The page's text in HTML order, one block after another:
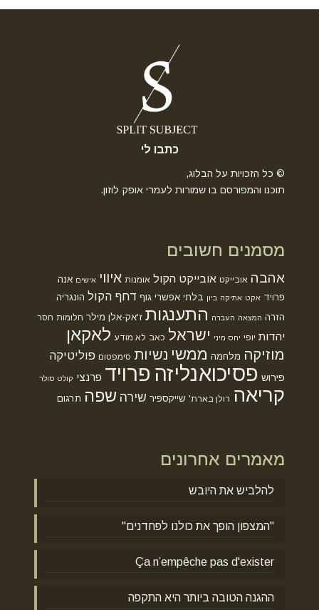
כתבו לי
© כל הזכויות על הבלוג,
תוכנו והמפורסם בו שמורות לעמרי אופק לוזון.
מסמנים חשובים
אהבה אובייקט אובייקט הקול אומנות איווי אישים אנה
פרויד אקט אתיקה ביון בלתי אפשרי גוף דחף הקול הונגריה
הזרה המצאה העברה התענגות ז'אק-אלן מילר חלומות חסר
יהדות יופי יחס מיני ישראל כאב לא מודע לאקאן
מוזיקה מלחמה ממשי נשיות סימפטום פוליטיקה
פירוש פסיכואנליזה פרויד פרנצי קולט סולר
קריאה רולן בארת' שייקספיר שירה שפה תרגום
מאמרים אחרונים
להלביש את היובש
"המצפון הופך את כולנו לפחדנים"
Ça n’empêche pas d'exister
ההגנה הטובה ביותר היא התקפה